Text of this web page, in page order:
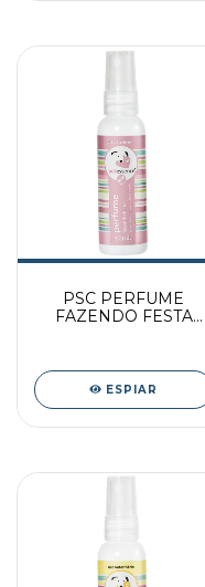
PSC PERFUME
FAZENDO FESTA
ESPIAR